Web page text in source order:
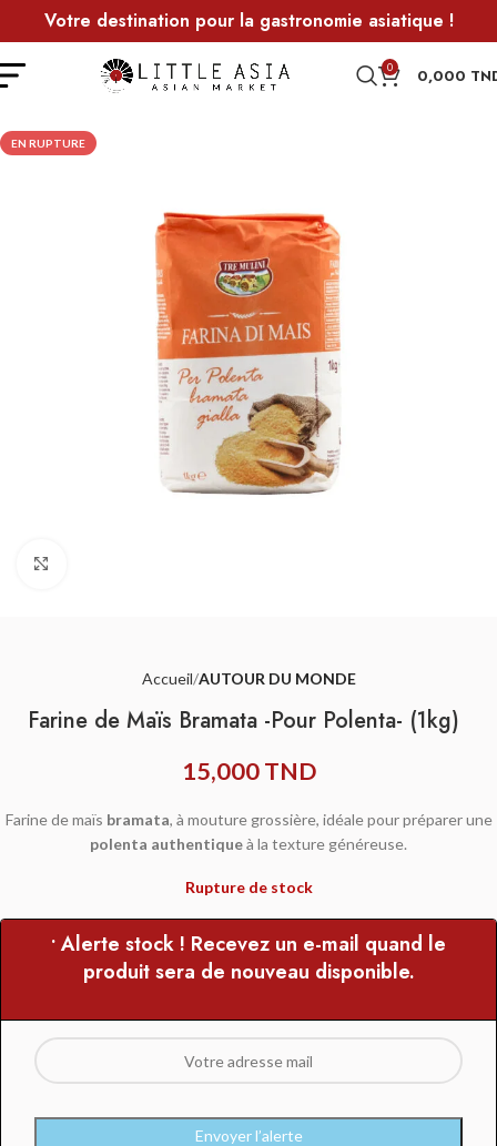
Votre destination pour la gastronomie asiatique !
0 0,000
EN RUPTURE
Accueil AUTOUR DU MONDE
Farine de Maïs Bramata -Pour Polenta- (1kg)
15,000TND
Farine de maïs bramata, à mouture grossière, idéale pour préparer une
polenta authentiqueà la texture généreuse.
Rupture de stock
• Alerte stock ! Recevez un e-mail quand le
produit sera de nouveau disponible.
Envoyer l’alerte